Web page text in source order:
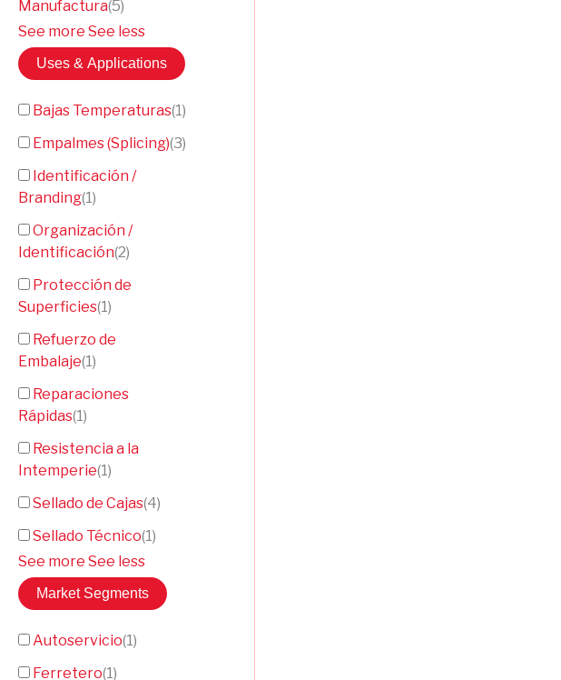
Manufactura(5)
See more See less
Uses & Applications
Bajas Temperaturas(1)
Empalmes (Splicing)(3)
Identificación /
Branding(1)
Organización /
Identificación(2)
Protección de
Superficies(1)
Refuerzo de
Embalaje(1)
Reparaciones
Rápidas(1)
Resistencia a la
Intemperie(1)
Sellado de Cajas(4)
Sellado Técnico(1)
See more See less
Market Segments
Autoservicio(1)
Ferretero(1)